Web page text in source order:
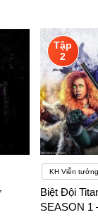
Tập
2
KH Viễn tưởng
Biệt Đội
SEASON 1